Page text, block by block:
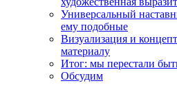
Универсальный
ему подобные
Визуализация и
материалу
Итог: мы перестали
Обсудим